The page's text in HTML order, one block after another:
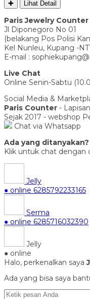
✚ Lihat Detail
Paris Jewelry Counter
Jl Diponegoro No 01
(belakang Pos Polisi
Kel Nunleu, Kupang -
E-mail :
Live Chat
Online Senin-Sabtu
Social Media &
Paris Counter -
Sejak 2017 - webshop
Chat via Whatsapp
Ada yang ditanyakan?
Klik untuk chat dengan
Jelly
● online 6285792233165
Serma
● online 6285716032390
Jelly
● online
Halo, perkenalkan saya
Ada yang bisa saya